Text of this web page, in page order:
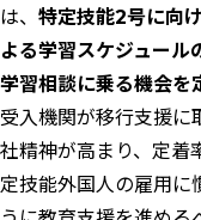
は、 特定技能2号に向
よる学習スケジュール
学習相談に乗る機会を
受入機関が移行支援に
社精神が高まり、定着
定技能外国人の雇用に